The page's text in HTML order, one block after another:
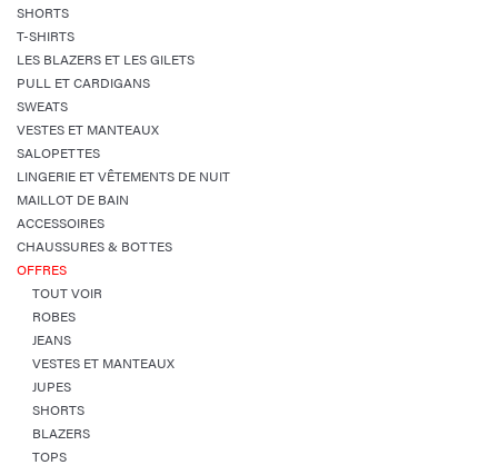
SHORTS
T-SHIRTS
LES BLAZERS ET LES GILETS
PULL ET CARDIGANS
SWEATS
VESTES ET MANTEAUX
SALOPETTES
LINGERIE ET VÊTEMENTS DE NUIT
MAILLOT DE BAIN
ACCESSOIRES
CHAUSSURES & BOTTES
OFFRES
TOUT VOIR
ROBES
JEANS
VESTES ET MANTEAUX
JUPES
SHORTS
BLAZERS
TOPS